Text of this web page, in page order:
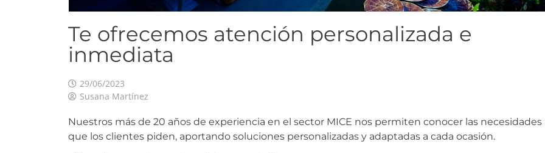
Te ofrecemos atención personalizada e
inmediata
29/06/2023
Susana Martínez
Nuestros más de 20 años de experiencia en el sector MICE nos permiten conocer las necesidades
que los clientes piden, aportando soluciones personalizadas y adaptadas a cada ocasión.